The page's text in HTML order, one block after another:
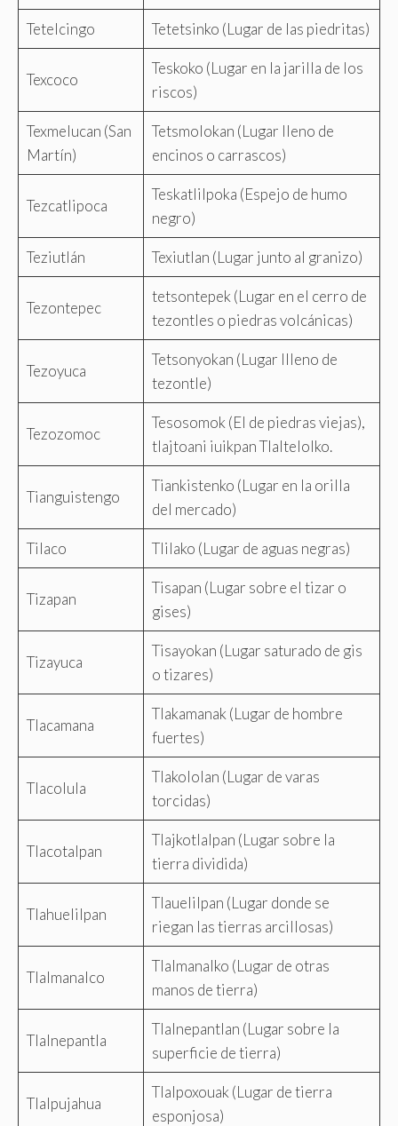
Tetelcingo Tetetsinko (Lugar de las piedritas)
Texcoco
Teskoko (Lugar en la jarilla de los
riscos)
Texmelucan (San
Martín)
Tetsmolokan (Lugar lleno de
encinos o carrascos)
Tezcatlipoca
Teskatlilpoka (Espejo de humo
negro)
Teziutlán Texiutlan (Lugar junto al granizo)
Tezontepec
tetsontepek (Lugar en el cerro de
tezontles o piedras volcánicas)
Tezoyuca
Tetsonyokan (Lugar llleno de
tezontle)
Tezozomoc
Tesosomok (El de piedras viejas),
tlajtoani iuikpan Tlaltelolko.
Tianguistengo
Tiankistenko (Lugar en la orilla
del mercado)
Tilaco Tlilako (Lugar de aguas negras)
Tizapan
Tisapan (Lugar sobre el tizar o
gises)
Tizayuca
Tisayokan (Lugar saturado de gis
o tizares)
Tlacamana
Tlakamanak (Lugar de hombre
fuertes)
Tlacolula
Tlakololan (Lugar de varas
torcidas)
Tlacotalpan
Tlajkotlalpan (Lugar sobre la
tierra dividida)
Tlahuelilpan
Tlauelilpan (Lugar donde se
riegan las tierras arcillosas)
Tlalmanalco
Tlalmanalko (Lugar de otras
manos de tierra)
Tlalnepantla
Tlalnepantlan (Lugar sobre la
superficie de tierra)
Tlalpujahua
Tlalpoxouak (Lugar de tierra
esponjosa)